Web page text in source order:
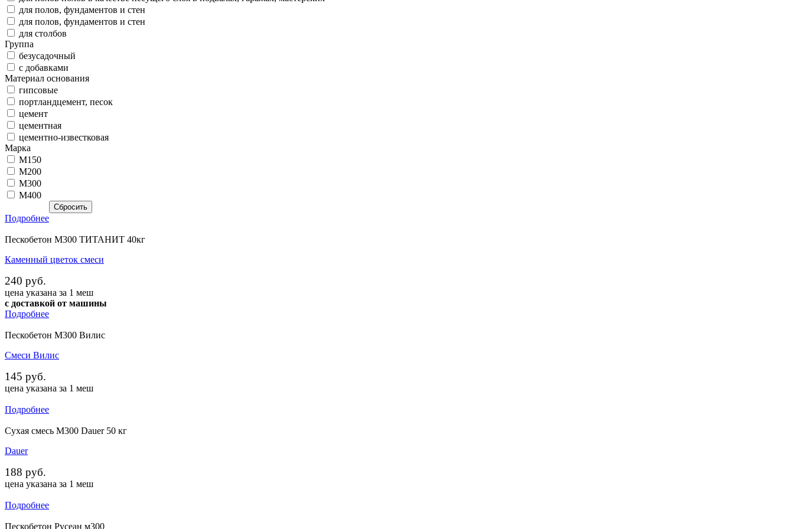
для полов, фундаментов и стен
для полов, фундаментов и стен
для столбов
Группа
безусадочный
с добавками
Материал основания
гипсовые
портландцемент, песок
цемент
цементная
цементно-известковая
Марка
М150
М200
М300
М400
Подробнее
Пескобетон М300 ТИТАНИТ 40кг
Каменный цветок смеси
240 руб.
цена указана за 1 меш
с доставкой от машины
Подробнее
Пескобетон М300 Вилис
Смеси Вилис
145 руб.
цена указана за 1 меш
Подробнее
Cухая смесь М300 Dauer 50 кг
Dauer
188 руб.
цена указана за 1 меш
Подробнее
Пескобетон Русеан м300